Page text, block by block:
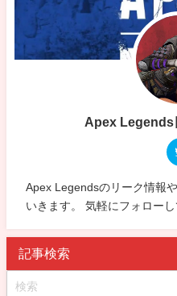
Apex Legends
Apex Legendsのリーク情報
いきます。 気軽にフォローし
記事検索